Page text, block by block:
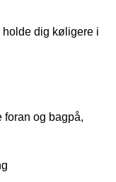
holde dig køligere i
foran og bagpå,